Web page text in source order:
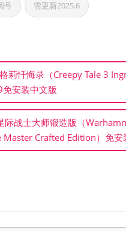
号 需更新2025.6
莉忏悔录（Creepy Tale 3
安装中文版
际战士大师锻造版（
Master Crafted Edition）免安